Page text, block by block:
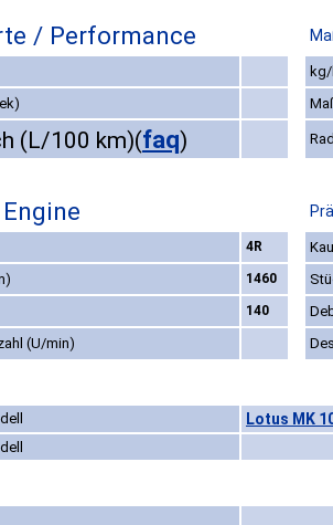
/ Performance
(L/100 km)(faq)
4R
1460
140
(U/min)
Lotus MK